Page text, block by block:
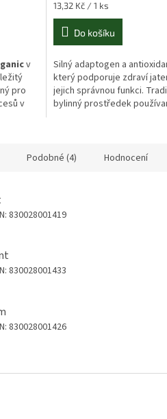
v
pro
v
Měrná
cena:
13,32 Kč / 1 ks
Do košíku
Silný adaptogen a
který podporuje zdraví
jejich správnou funkci.
bylinný prostředek
Podobné (4) Hodnocení
830028001419
830028001433
830028001426